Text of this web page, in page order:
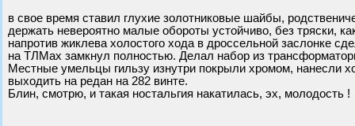
в свое время ставил глухие золотниковые шайбы,
держать невероятно малые обороты устойчиво, без тряски,
напротив жиклева холостого хода в дроссельной заслонке
на ТЛМах замкнул полностью. Делал набор из
Местные умельцы гильзу изнутри покрыли хромом, нанесли
выходить на редан на 282 винте.
Блин, смотрю, и такая ностальгия накатилась, эх, молодость !